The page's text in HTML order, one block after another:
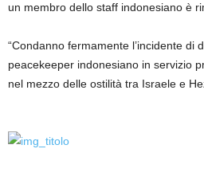
un membro dello staff indonesiano è
“Condanno fermamente l’incidente di
peacekeeper indonesiano in servizio
nel mezzo delle ostilità tra Israele e